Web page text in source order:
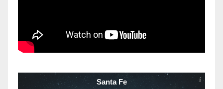
Santa Fe